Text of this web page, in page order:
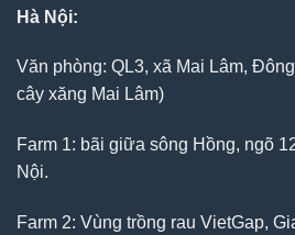
Hà Nội:
Văn phòng: QL3, xã Mai Lâm,
cây xăng Mai Lâm)
Farm 1: bãi giữa sông Hồng, ngõ
Nội.
Farm 2: Vùng trồng rau VietGap,